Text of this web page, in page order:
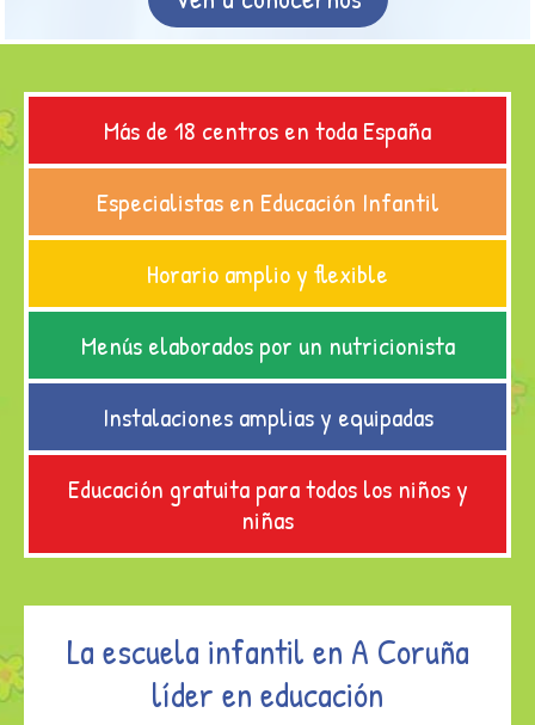
Más de 18 centros en toda España
Especialistas en Educación Infantil
Horario amplio y flexible
Menús elaborados por un nutricionista
Instalaciones amplias y equipadas
Educación gratuita para todos los niños y
niñas
La escuela infantil en A Coruña
líder en educación